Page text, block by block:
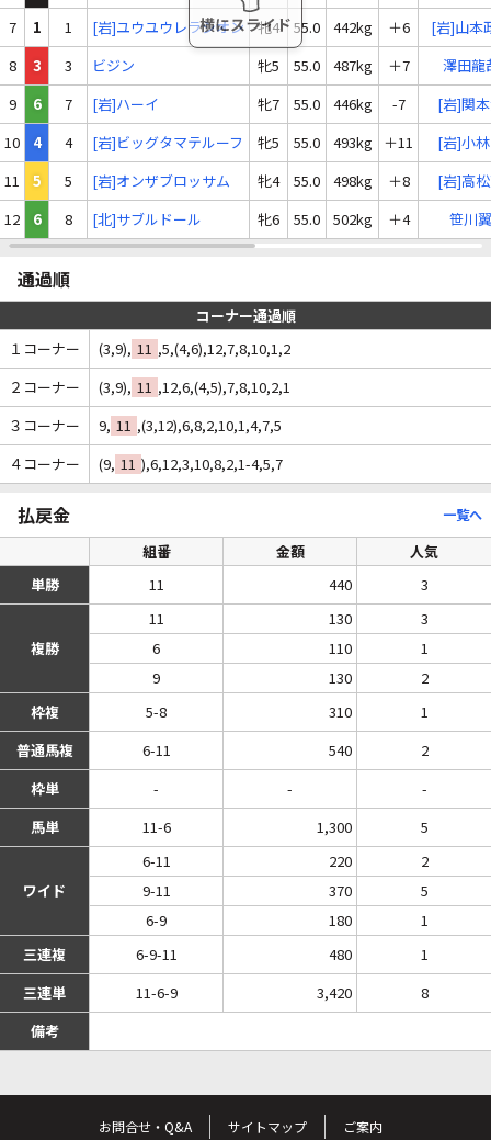
7
1 1 [岩]ユウユウレラシオン 牝4 55.0 442kg ＋6
[岩]山本
8
3 3 ビジン 牝5 55.0 487kg ＋7
澤田龍
9
6 7 [岩]ハーイ 牝7 55.0 446kg -7
[岩]関
10
4 4 [岩]ビッグタマテルーフ 牝5 55.0 493kg ＋11
[岩]小
11
5 5 [岩]オンザブロッサム 牝4 55.0 498kg ＋8
[岩]高
12
6 8 [北]サブルドール 牝6 55.0 502kg ＋4 笹川翼
通過順
コーナー通過順
１コーナー
(3,9), 11 ,5,(4,6),12,7,8,10,1,2
２コーナー
(3,9), 11 ,12,6,(4,5),7,8,10,2,1
３コーナー
9, 11 ,(3,12),6,8,2,10,1,4,7,5
４コーナー
(9, 11 ),6,12,3,10,8,2,1-4,5,7
払戻金 一覧へ
組番 金額
人気
単勝
11 440 3
複勝
11 130
3
6
110
1
9
130
2
枠複
5-8 310
1
普通馬複
6-11 540
2
枠単
- -
-
馬単
11-6 1,300 5
ワイド
6-11 220
2
9-11
370
5
6-9
180
1
三連複
6-9-11 480
1
三連単
11-6-9 3,420
8
備考
お問合せ・Q&A サイトマップ ご案内